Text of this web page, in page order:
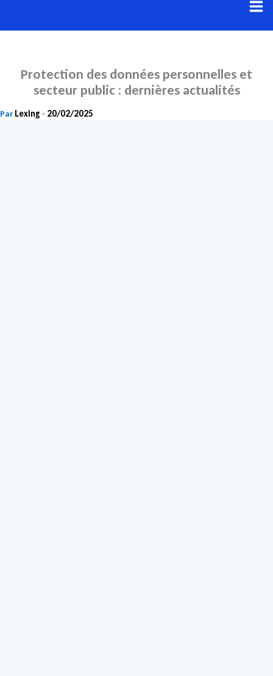
au
Protection des données personnelles et
secteur public : dernières actualités
Par Lexing - 20/02/2025